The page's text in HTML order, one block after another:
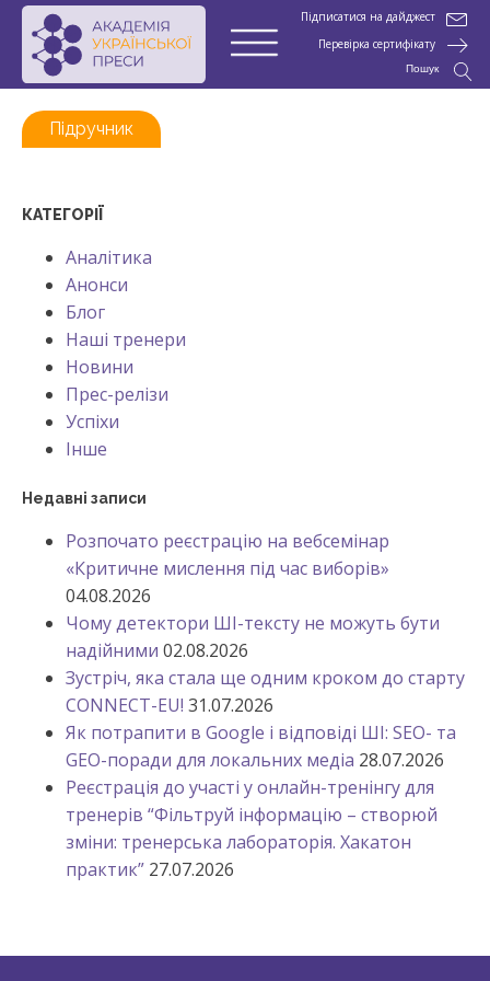
Підписатися на дайджест
Перевірка сертифікату
Пошук
Підручник
КАТЕГОРІЇ
Аналітика
Анонси
Блог
Наші тренери
Новини
Прес-релізи
Успіхи
Інше
Недавні записи
Розпочато реєстрацію на вебсемінар
«Критичне мислення під час виборів»
04.08.2026
Чому детектори ШІ-тексту не можуть бути
надійними 02.08.2026
Зустріч, яка стала ще одним кроком до старту
CONNECT-EU! 31.07.2026
Як потрапити в Google і відповіді ШІ: SEO- та
GEO-поради для локальних медіа 28.07.2026
Реєстрація до участі у онлайн-тренінгу для
тренерів “Фільтруй інформацію – створюй
зміни: тренерська лабораторія. Хакатон
практик” 27.07.2026